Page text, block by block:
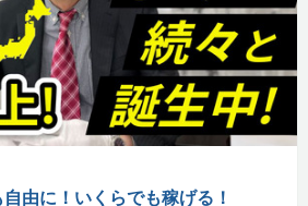
由に！いくらでも稼げる！